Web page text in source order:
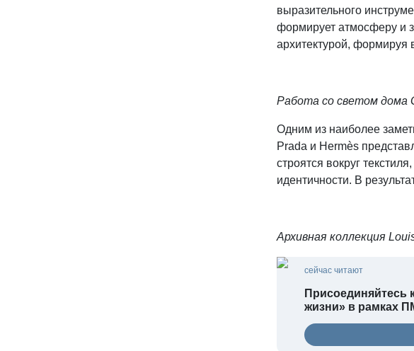
выразительного
формирует атмосферу и
архитектурой, формируя
Работа со светом дома
Одним из наиболее
Prada и Hermès
строятся вокруг
идентичности. В
Архивная коллекция
сейчас читают
Присоединяйтесь
жизни» в рамках